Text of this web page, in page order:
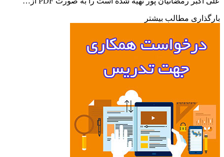
مطالب بیشتر